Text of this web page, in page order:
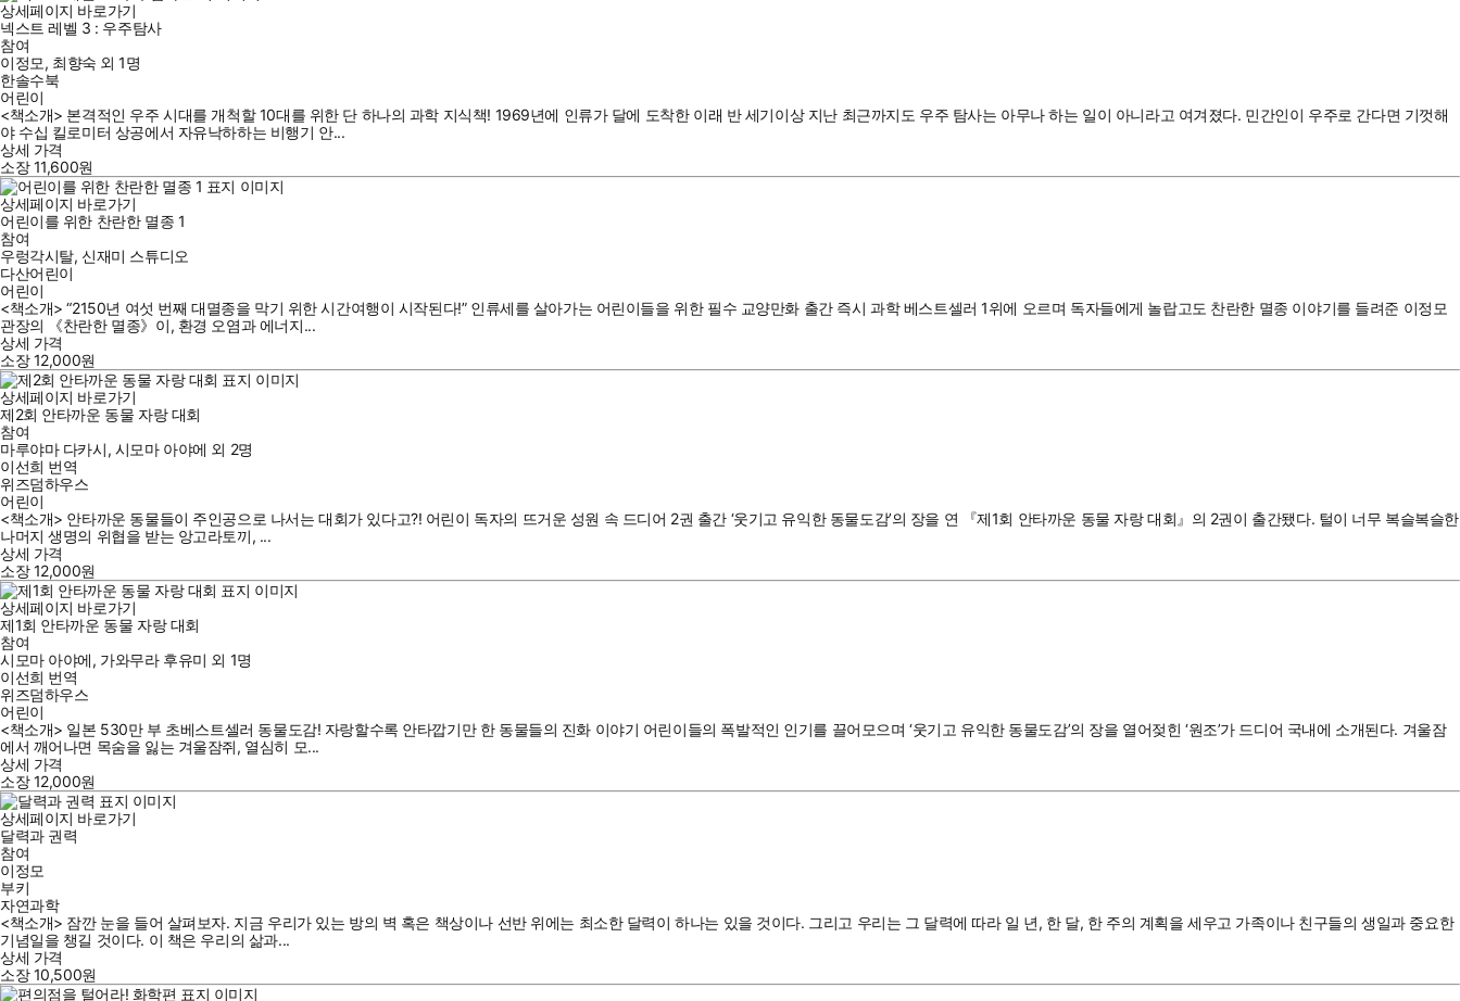
상세페이지 바로가기
넥스트 레벨 3 : 우주탐사
참여
이정모, 최향숙 외1명
한솔수북
어린이
<책소개> 본격적인 우주 시대를 개척할 10대를 위한 단 하나의 과학 지식책! 1969년에 인류가 달에 도착한 이래 반 세기이상 지난 최근까지도 우주 탐사는 아무나 하는 일이 아니라고 여겨졌다. 민간인이 우주로 간다면 기껏해
야 수십 킬로미터 상공에서 자유낙하하는 비행기 안...
상세 가격
소장11,600원
상세페이지 바로가기
어린이를 위한 찬란한 멸종 1
참여
우렁각시탈, 신재미 스튜디오
다산어린이
어린이
<책소개> “2150년 여섯 번째 대멸종을 막기 위한 시간여행이 시작된다!” 인류세를 살아가는 어린이들을 위한 필수 교양만화 출간 즉시 과학 베스트셀러 1위에 오르며 독자들에게 놀랍고도 찬란한 멸종 이야기를 들려준 이정모
관장의 《찬란한 멸종》이, 환경 오염과 에너지...
상세 가격
소장12,000원
상세페이지 바로가기
제2회 안타까운 동물 자랑 대회
참여
마루야마 다카시, 시모마 아야에 외 2명
이선희 번역
위즈덤하우스
어린이
<책소개> 안타까운 동물들이 주인공으로 나서는 대회가 있다고?! 어린이 독자의 뜨거운 성원 속 드디어 2권 출간 ‘웃기고 유익한 동물도감’의 장을 연 『제1회 안타까운 동물 자랑 대회』의 2권이 출간됐다. 털이 너무 복슬복슬한
나머지 생명의 위협을 받는 앙고라토끼, ...
상세 가격
소장12,000원
상세페이지 바로가기
제1회 안타까운 동물 자랑 대회
참여
시모마 아야에, 가와무라 후유미 외 1명
이선희 번역
위즈덤하우스
어린이
<책소개> 일본 530만 부 초베스트셀러 동물도감! 자랑할수록 안타깝기만 한 동물들의 진화 이야기 어린이들의 폭발적인 인기를 끌어모으며 ‘웃기고 유익한 동물도감’의 장을 열어젖힌 ‘원조’가 드디어 국내에 소개된다. 겨울잠
에서 깨어나면 목숨을 잃는 겨울잠쥐, 열심히 모...
상세 가격
소장12,000원
상세페이지 바로가기
달력과 권력
참여
이정모
부키
자연과학
<책소개> 잠깐 눈을 들어 살펴보자. 지금 우리가 있는 방의 벽 혹은 책상이나 선반 위에는 최소한 달력이 하나는 있을 것이다. 그리고 우리는 그 달력에 따라 일 년, 한 달, 한 주의 계획을 세우고 가족이나 친구들의 생일과 중요한
기념일을 챙길 것이다. 이 책은 우리의 삶과...
상세 가격
소장10,500원